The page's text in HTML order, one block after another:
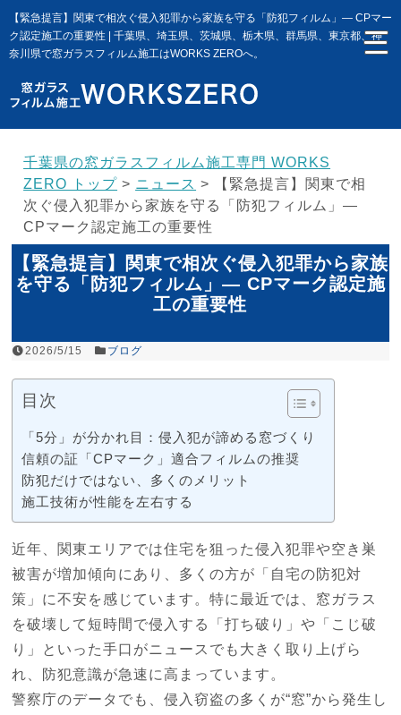
【緊急提言】関東で相次ぐ侵入犯罪から家族を守る「防犯フィルム」— CPマー
ク認定施工の重要性 | 千葉県、埼玉県、茨城県、栃木県、群馬県、東京都、神
奈川県で窓ガラスフィルム施工はWORKS ZEROへ。
千葉県の窓ガラスフィルム施工専門 WORKS
ZERO トップ > ニュース >
【緊急提言】関東で相
次ぐ侵入犯罪から家族を守る「防犯フィルム」—
CPマーク認定施工の重要性
【緊急提言】関東で相次ぐ侵入犯罪から家族
を守る「防犯フィルム」— CPマーク認定施
工の重要性
2026/5/15 ブログ
目次
「5分」が分かれ目：侵入犯が諦める窓づくり
信頼の証「CPマーク」適合フィルムの推奨
防犯だけではない、多くのメリット
施工技術が性能を左右する
近年、関東エリアでは住宅を狙った侵入犯罪や空き巣
被害が増加傾向にあり、多くの方が「自宅の防犯対
策」に不安を感じています。特に最近では、窓ガラス
を破壊して短時間で侵入する「打ち破り」や「こじ破
り」といった手口がニュースでも大きく取り上げら
れ、防犯意識が急速に高まっています。
警察庁のデータでも、侵入窃盗の多くが“窓”から発生し